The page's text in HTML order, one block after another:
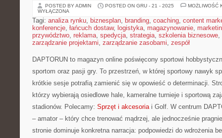
POSTED BY ADMIN POSTED ON GRU - 21 - 2025
MOŻLIWOŚĆ
WYŁĄCZONA
Tagi: analiza rynku, biznesplan, branding, coaching, content
konferencje, łańcuch dostaw, logistyka, magazynowanie,
przywództwo, reklama, spedycja, strategia, szkolenia biznesowe,
zarządzanie projektami, zarządzanie zasobami, zespół
DAPTORUN to magazyn online poświęcony sportowi
sportom oraz pasji gry. To przestrzeń, w której sportowy nawyk
krótkie sesje potrafią zamienić się w opowieść o determinacji.
którzy wybierają osiedlowe hale, kameralne turnieje i sportową
stadionów. Polecamy: Sprzęt i akcesoriai Golf. W centrum
– amator – który chce trenować mądrzej, ale jednocześnie
stronie dominuje konkretna narracja: podpowiedzi do wdrożenia